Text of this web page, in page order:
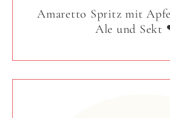
Amaretto Spritz mit
Ale und Sekt